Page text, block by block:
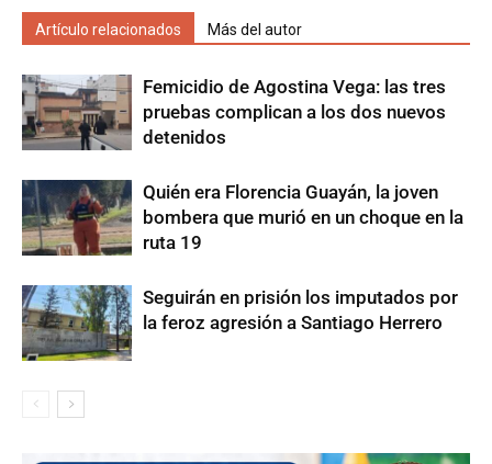
Artículo relacionados Más del autor
Femicidio de Agostina Vega: las tres
pruebas complican a los dos nuevos
detenidos
Quién era Florencia Guayán, la joven
bombera que murió en un choque en la
ruta 19
Seguirán en prisión los imputados por
la feroz agresión a Santiago Herrero